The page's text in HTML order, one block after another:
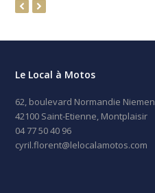
previous
Le Local à Motos
62, boulevard Normandie Niemen
42100 Saint-Etienne, Montplaisir
04 77 50 40 96
cyril.florent@lelocalamotos.com